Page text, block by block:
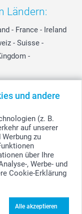
und andere
(z. B.
auf unserer
zu
über Ihre
, Werbe- und
Cookie-Erklärung
Alle akzeptieren
Ländern:
- France - Ireland
- Suisse -
-
inkl. MwSt. und zzgl.